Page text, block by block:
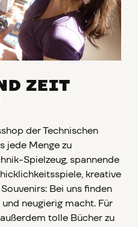
ZEIT
der Technischen
jede Menge zu
Spielzeug, spannende
kreative
Bei uns finden
neugierig macht. Für
tolle Bücher zu